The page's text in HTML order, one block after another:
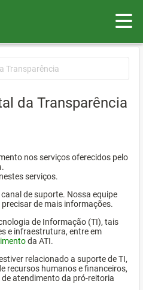
Transparência
da Transparência
nos serviços oferecidos pelo
serviços.
de suporte. Nossa equipe
de mais informações.
de Informação (TI), tais
e infraestrutura, entre em
da ATI.
relacionado a suporte de TI,
recursos humanos e financeiros,
atendimento da pró-reitoria